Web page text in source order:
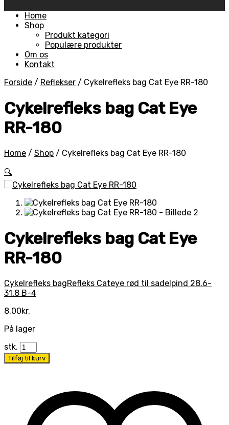
Skip
Home
Shop
Produkt kategori
Populære produkter
Om os
Kontakt
Forside / Reflekser / Cykelrefleks bag Cat Eye RR-180
Cykelrefleks bag Cat Eye
RR-180
Home / Shop / Cykelrefleks bag Cat Eye RR-180
🔍
Cykelrefleks bag Cat Eye
RR-180
Cykelrefleks bagRefleks Cateye rød til sadelpind 28.6-
31.8 B-4
8,00kr.
På lager
stk.
Tilføj til kurv